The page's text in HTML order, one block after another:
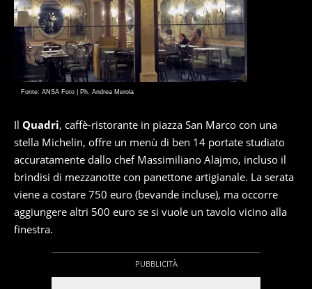
Fonte: ANSA Foto | Ph. Andrea Merola
Il Quadri, caffè-ristorante in piazza San Marco con una
stella Michelin, offre un menù di ben 14 portate studiato
accuratamente dallo chef Massimiliano Alajmo, incluso il
brindisi di mezzanotte con panettone artigianale. La serata
viene a costare 750 euro (bevande incluse), ma occorre
aggiungere altri 500 euro se si vuole un tavolo vicino alla
finestra.